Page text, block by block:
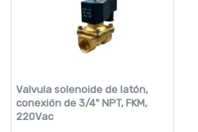
Valvula solenoide de latón,
conexión de 3/4" NPT, FKM,
220Vac